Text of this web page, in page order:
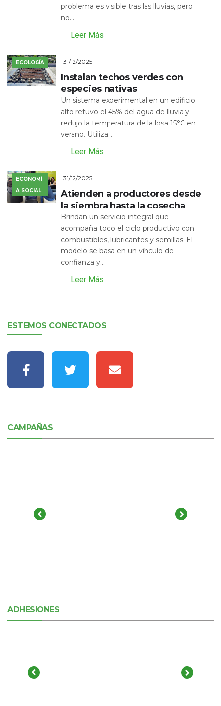
problema es visible tras las lluvias, pero
no...
Leer Más
ECOLOGÍA 31/12/2025
Instalan techos verdes con
especies nativas
Un sistema experimental en un edificio
alto retuvo el 45% del agua de lluvia y
redujo la temperatura de la losa 15°C en
verano. Utiliza...
Leer Más
ECONOMÍ
A SOCIAL
31/12/2025
Atienden a productores desde
la siembra hasta la cosecha
Brindan un servicio integral que
acompaña todo el ciclo productivo con
combustibles, lubricantes y semillas. El
modelo se basa en un vínculo de
confianza y...
Leer Más
ESTEMOS CONECTADOS
CAMPAÑAS
ADHESIONES